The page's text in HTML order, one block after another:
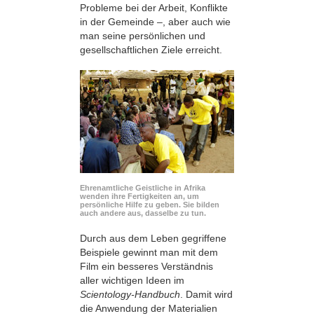
Probleme bei der Arbeit, Konflikte
in der Gemeinde –, aber auch wie
man seine persönlichen und
gesellschaftlichen Ziele erreicht.
Ehrenamtliche Geistliche in Afrika
wenden ihre Fertigkeiten an, um
persönliche Hilfe zu geben. Sie bilden
auch andere aus, dasselbe zu tun.
Durch aus dem Leben gegriffene
Beispiele gewinnt man mit dem
Film ein besseres Verständnis
aller wichtigen Ideen im
Scientology-Handbuch . Damit wird
die Anwendung der Materialien